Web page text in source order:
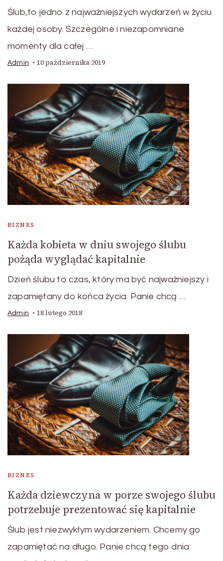
Ślub,to jedno z najważniejszych wydarzeń w życiu
każdej osoby. Szczególne i niezapomniane
momenty dla całej …
Admin 10 października 2019
BIZNES
Każda kobieta w dniu swojego ślubu
pożąda wyglądać kapitalnie
Dzień ślubu to czas, który ma być najważniejszy i
zapamiętany do końca życia. Panie chcą …
Admin 18 lutego 2018
BIZNES
Każda dziewczyna w porze swojego ślubu
potrzebuje prezentować się kapitalnie
Ślub jest niezwykłym wydarzeniem. Chcemy go
zapamiętać na długo. Panie chcą tego dnia